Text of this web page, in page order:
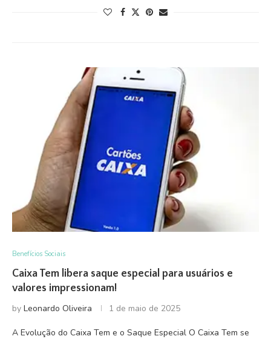
Benefícios Sociais
Caixa Tem libera saque especial para usuários e
valores impressionam!
by Leonardo Oliveira 1 de maio de 2025
A Evolução do Caixa Tem e o Saque Especial O Caixa Tem se